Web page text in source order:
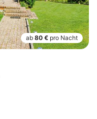
ab 80 € pro Nacht